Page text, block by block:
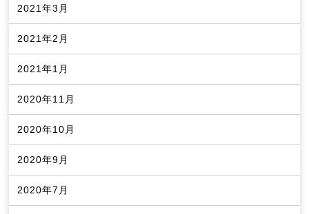
2021年3月
2021年2月
2021年1月
2020年11月
2020年10月
2020年9月
2020年7月